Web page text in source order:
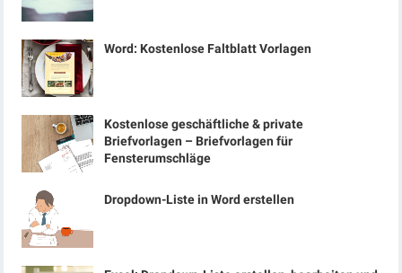
Word: Kostenlose Faltblatt Vorlagen
Kostenlose geschäftliche & private
Briefvorlagen – Briefvorlagen für
Fensterumschläge
Dropdown-Liste in Word erstellen